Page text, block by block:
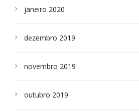
janeiro 2020
dezembro 2019
novembro 2019
outubro 2019